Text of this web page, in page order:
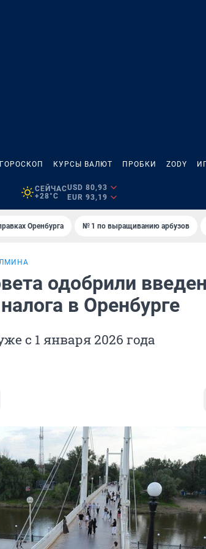
ГОРОСКОП КУРСЫ ВАЛЮТ ПРОБКИ ZODY
СЕЙЧАС
+28°C
USD 80,93
EUR 93,19
Оренбурга № 1 по выращиванию арбузов
одобрили
в Оренбурге
с 1 января 2026 года